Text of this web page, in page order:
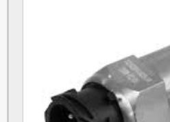
Painel de instrumentos do veículo em
Painel de instrumentos do veículo em
Tacografo digital